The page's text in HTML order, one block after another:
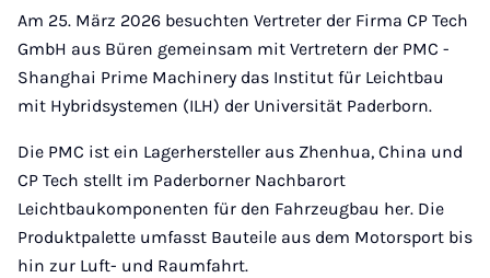
Mail
Am 25. März 2026 besuchten Vertreter der Firma CP Tech
GmbH aus Büren gemeinsam mit Vertretern der PMC -
Shanghai Prime Machinery das Institut für Leichtbau
mit Hybridsystemen (ILH) der Universität Paderborn.
Die PMC ist ein Lagerhersteller aus Zhenhua, China und
CP Tech stellt im Paderborner Nachbarort
Leichtbaukomponenten für den Fahrzeugbau her. Die
Produktpalette umfasst Bauteile aus dem Motorsport bis
hin zur Luft- und Raumfahrt.